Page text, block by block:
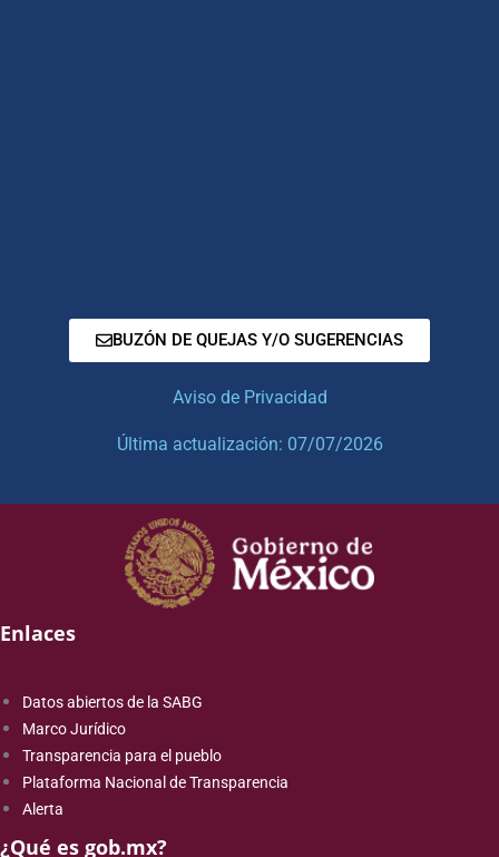
BUZÓN DE QUEJAS Y/O SUGERENCIAS
Aviso de Privacidad
Última actualización: 07/07/2026
Enlaces
Datos abiertos de la SABG
Marco Jurídico
Transparencia para el pueblo
Plataforma Nacional de Transparencia
Alerta
¿Qué es gob.mx?